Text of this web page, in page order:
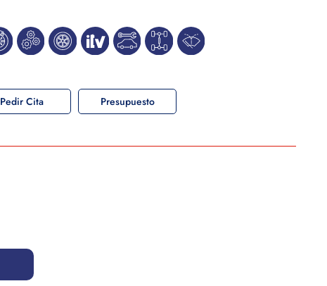
Pedir Cita Presupuesto